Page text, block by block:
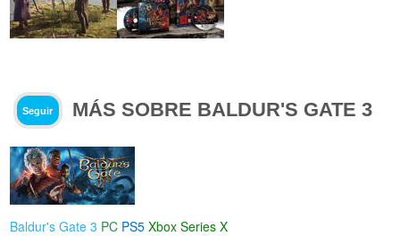
Seguir MÁS SOBRE BALDUR'S GATE 3
Baldur's Gate 3 PC PS5 Xbox Series X